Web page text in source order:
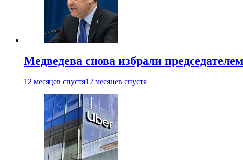
Медведева снова избрали
12 месяцев спустя12 месяцев спустя